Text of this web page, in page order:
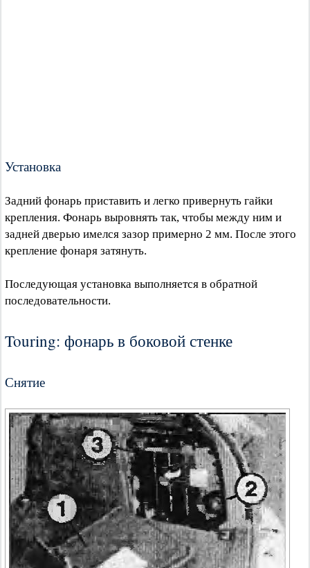
Установка
Задний фонарь приставить и легко привернуть гайки
крепления. Фонарь выровнять так, чтобы между ним и
задней дверью имелся зазор примерно 2 мм. После этого
крепление фонаря затянуть.
Последующая установка выполняется в обратной
последовательности.
Touring: фонарь в боковой стенке
Снятие